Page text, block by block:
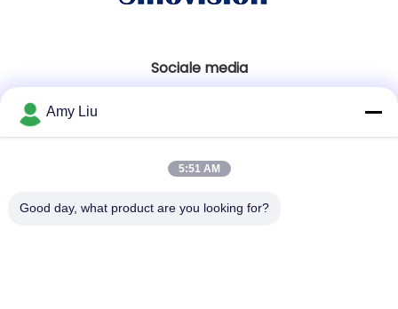
Sociale media
86-0755-23747569
Amy Liu
5:51 AM
Good day, what product are you looking for?